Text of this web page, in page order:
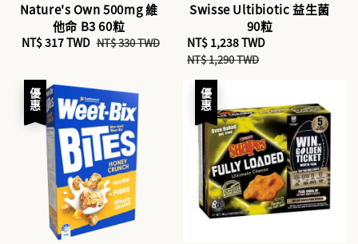
Nature's Own 500mg 維
他命 B3 60粒
Sale
NT$ 317 TWD Regular
NT$ 330 TWD
Swisse Ultibiotic 益生菌
90粒
Sale
price
NT$ 1,238 TWD
NT$ 1,290 TWD
優惠 優惠